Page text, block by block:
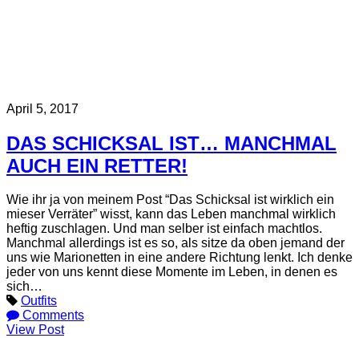
April 5, 2017
DAS SCHICKSAL IST… MANCHMAL
AUCH EIN RETTER!
Wie ihr ja von meinem Post “Das Schicksal ist wirklich ein
mieser Verräter” wisst, kann das Leben manchmal wirklich
heftig zuschlagen. Und man selber ist einfach machtlos.
Manchmal allerdings ist es so, als sitze da oben jemand der
uns wie Marionetten in eine andere Richtung lenkt. Ich denke
jeder von uns kennt diese Momente im Leben, in denen es
sich…
Outfits
Comments
View Post